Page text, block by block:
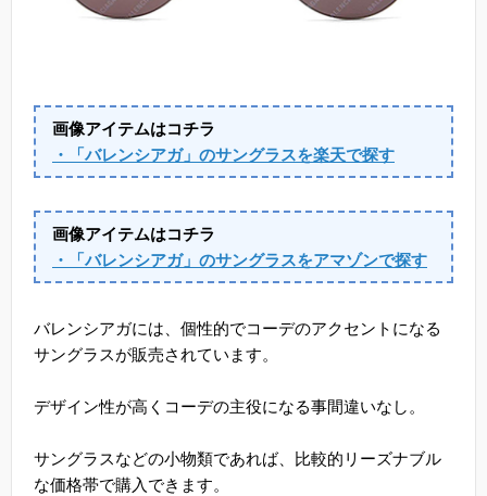
画像アイテムはコチラ
・「バレンシアガ」のサングラスを楽天で探す
画像アイテムはコチラ
・「バレンシアガ」のサングラスをアマゾンで探す
バレンシアガには、個性的でコーデのアクセントになる
サングラスが販売されています。
デザイン性が高くコーデの主役になる事間違いなし。
サングラスなどの小物類であれば、比較的リーズナブル
な価格帯で購入できます。